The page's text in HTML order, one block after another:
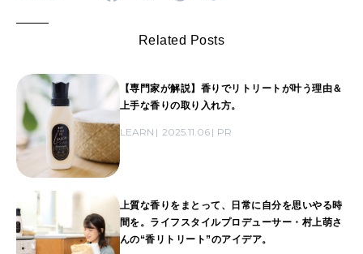
Related Posts
【専門家が解説】香りでリトリートが叶う理由＆
上手な香りの取り入れ方。
LEARN 2025.11.06 PR
上質な香りをまとって、日常に自分を思いやる時
間を。ライフスタイルプロデューサー・村上萌さ
んの“香リトリート”のアイデア。